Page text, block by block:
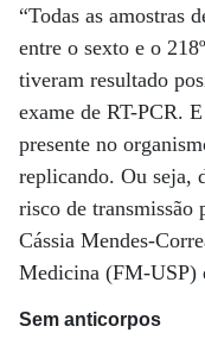
“Todas as amostras
entre o sexto e o
tiveram resultado
exame de RT-PCR.
presente no
replicando. Ou seja,
risco de transmissão
Cássia Mendes-
Medicina (FM-USP)
Sem anticorpos